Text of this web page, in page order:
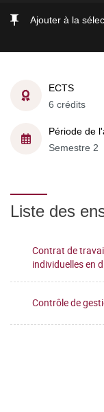
Ajouter à la
ECTS
6 crédits
Période de
Semestre 2
Liste des
Contrat de
individuelles en
Contrôle de